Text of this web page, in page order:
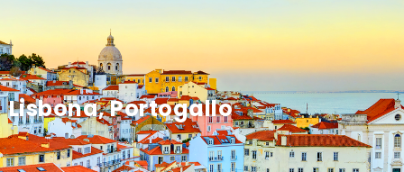
Lisbona, Portogallo